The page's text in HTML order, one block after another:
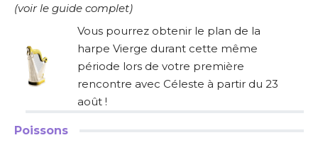
(voir le guide complet)
Vous pourrez obtenir le plan de la
harpe Vierge durant cette même
période lors de votre première
rencontre avec Céleste à partir du 23
août !
Poissons